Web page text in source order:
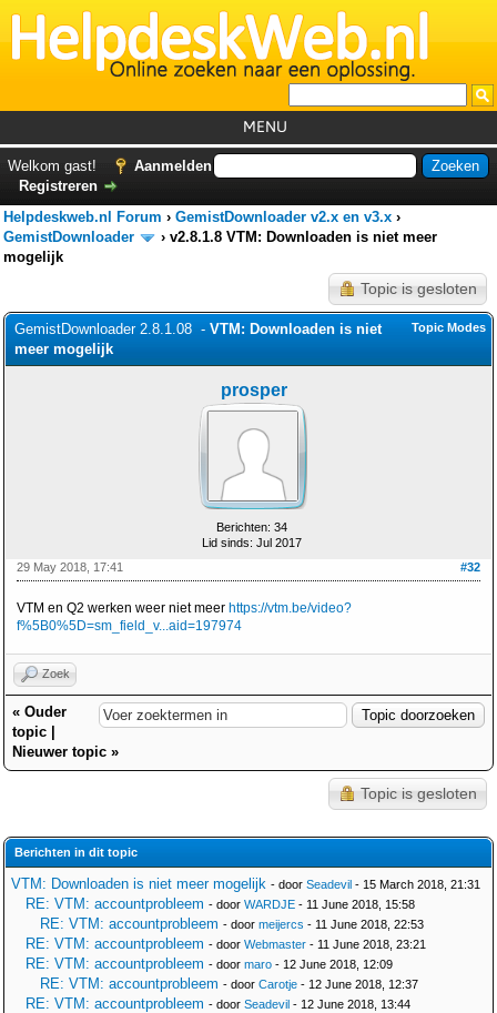
MENU
Foutcodes
GemistDownloader*
Welkom gast!
Aanmelden
Registreren
Helpdeskweb.nl Forum › GemistDownloader v2.x en v3.x ›
GemistDownloader
› v2.8.1.8 VTM: Downloaden is niet meer
mogelijk
Topic is gesloten
Topic Modes
GemistDownloader 2.8.1.08 - VTM: Downloaden is niet
meer mogelijk
prosper
Berichten: 34
Lid sinds: Jul 2017
#32
29 May 2018, 17:41
VTM en Q2 werken weer niet meer https://vtm.be/video?
f%5B0%5D=sm_field_v...aid=197974
Zoek
« Ouder
topic
Nieuwer topic »
Topic is gesloten
Berichten in dit topic
VTM: Downloaden is niet meer mogelijk - door Seadevil - 15 March 2018, 21:31
RE: VTM: accountprobleem - door WARDJE - 11 June 2018, 15:58
RE: VTM: accountprobleem - door meijercs - 11 June 2018, 22:53
RE: VTM: accountprobleem - door Webmaster - 11 June 2018, 23:21
RE: VTM: accountprobleem - door maro - 12 June 2018, 12:09
RE: VTM: accountprobleem - door Carotje - 12 June 2018, 12:37
RE: VTM: accountprobleem - door Seadevil - 12 June 2018, 13:44